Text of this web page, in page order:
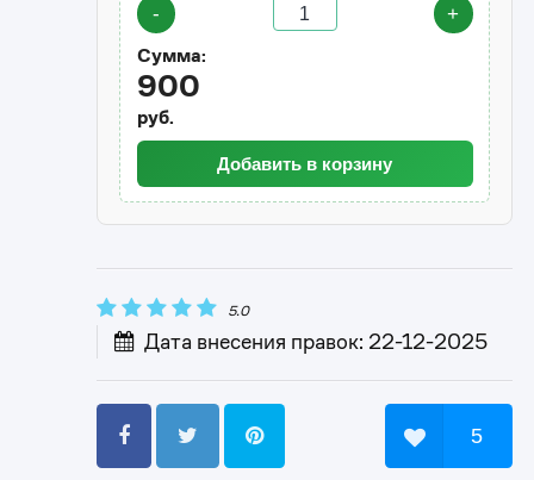
-
+
Сумма:
900
руб.
Добавить в корзину
5.0
Дата внесения правок: 22-12-2025
5